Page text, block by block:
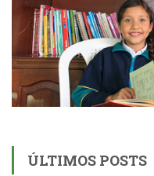
ÚLTIMOS POSTS